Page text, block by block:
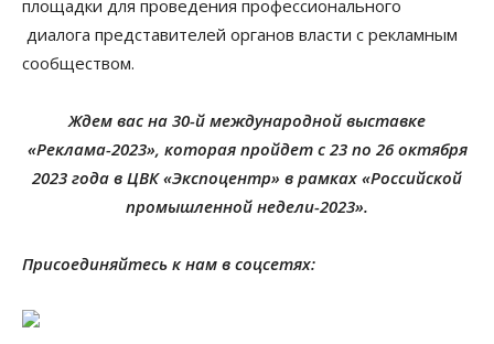
площадки для проведения профессионального
диалога представителей органов власти с рекламным
сообществом.
Ждем вас на 30-й международной выставке
«Реклама-2023», которая пройдет с 23 по 26 октября
2023 года в ЦВК «Экспоцентр» в рамках «Российской
промышленной недели-2023».
Присоединяйтесь к нам в соцсетях: